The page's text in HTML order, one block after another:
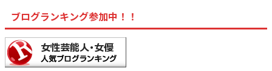
ブログランキング参加中！！